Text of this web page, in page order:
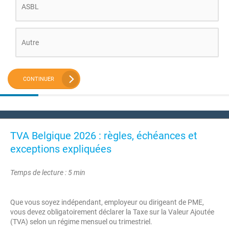
ASBL
Autre
CONTINUER
TVA Belgique 2026 : règles, échéances et
exceptions expliquées
Temps de lecture : 5 min
Que vous soyez indépendant, employeur ou dirigeant de PME,
vous devez obligatoirement déclarer la Taxe sur la Valeur Ajoutée
(TVA) selon un régime mensuel ou trimestriel.